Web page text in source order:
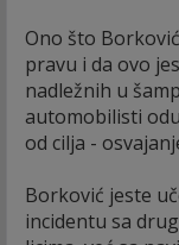
Ono što
pravu i da ovo
nadležnih u
automobilisti
od cilja -
Borković jeste
incidentu sa